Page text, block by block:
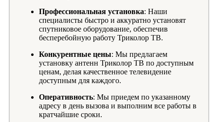
Профессиональная установка: Наши
специалисты быстро и аккуратно установят
спутниковое оборудование, обеспечив
бесперебойную работу Триколор ТВ.
Конкурентные цены: Мы предлагаем
установку антенн Триколор ТВ по доступным
ценам, делая качественное телевидение
доступным для каждого.
Оперативность: Мы приедем по указанному
адресу в день вызова и выполним все работы в
кратчайшие сроки.